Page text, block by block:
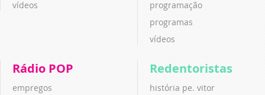
vídeos
programação
programas
vídeos
Rádio POP
empregos
Redentoristas
história pe. vitor